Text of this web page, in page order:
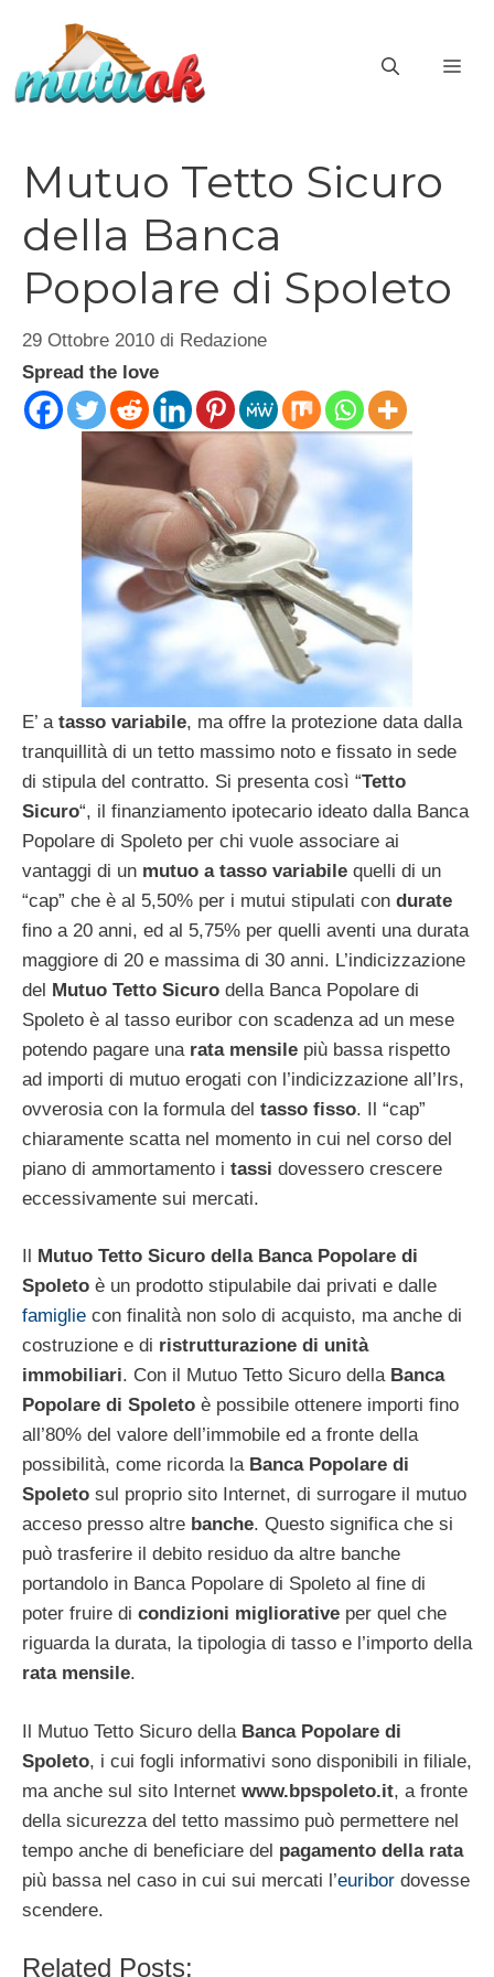
contenuto
Mutuo Tetto Sicuro
della Banca
Popolare di Spoleto
29 Ottobre 2010 di Redazione
Spread the love
E’ a tasso variabile, ma offre la protezione data dalla
tranquillità di un tetto massimo noto e fissato in sede
di stipula del contratto. Si presenta così “Tetto
Sicuro“, il finanziamento ipotecario ideato dalla Banca
Popolare di Spoleto per chi vuole associare ai
vantaggi di un mutuo a tasso variabile quelli di un
“cap” che è al 5,50% per i mutui stipulati con durate
fino a 20 anni, ed al 5,75% per quelli aventi una durata
maggiore di 20 e massima di 30 anni. L’indicizzazione
del Mutuo Tetto Sicuro della Banca Popolare di
Spoleto è al tasso euribor con scadenza ad un mese
potendo pagare una rata mensile più bassa rispetto
ad importi di mutuo erogati con l’indicizzazione all’Irs,
ovverosia con la formula del tasso fisso. Il “cap”
chiaramente scatta nel momento in cui nel corso del
piano di ammortamento i tassi dovessero crescere
eccessivamente sui mercati.
Mutuo Tetto Sicuro della Banca Popolare di
Spoleto è un prodotto stipulabile dai privati e dalle
famiglie con finalità non solo di acquisto, ma anche di
costruzione e di ristrutturazione di unità
immobiliari. Con il Mutuo Tetto Sicuro della Banca
Popolare di Spoleto è possibile ottenere importi fino
all’80% del valore dell’immobile ed a fronte della
possibilità, come ricorda la Banca Popolare di
Spoleto sul proprio sito Internet, di surrogare il mutuo
acceso presso altre banche. Questo significa che si
può trasferire il debito residuo da altre banche
portandolo in Banca Popolare di Spoleto al fine di
poter fruire di condizioni migliorative per quel che
riguarda la durata, la tipologia di tasso e l’importo della
rata mensile.
Il Mutuo Tetto Sicuro della Banca Popolare di
Spoleto, i cui fogli informativi sono disponibili in filiale,
ma anche sul sito Internet www.bpspoleto.it, a fronte
della sicurezza del tetto massimo può permettere nel
tempo anche di beneficiare del pagamento della rata
più bassa nel caso in cui sui mercati l’euribor dovesse
scendere.
Related Posts: